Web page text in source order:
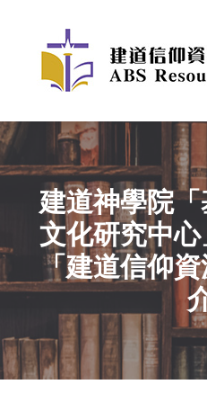
建道神學院
文化研究中
「建道信仰